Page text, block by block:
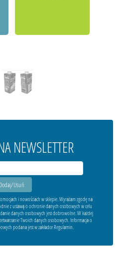
NEWSLETTER
i nowościach w sklepie. Wyrażam zgodę na
z ustawą o ochronie danych osobowych w celu
danych osobowych jest dobrowolne. W każdej
Twoich danych osobowych. Informacja o
podana jest w zakładce Regulamin.